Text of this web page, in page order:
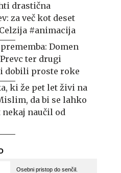
drastična
za več kot deset
#animacija
Domen
ter drugi
dobili proste roke
ki že pet let živi na
da bi se lahko
nekaj naučil od